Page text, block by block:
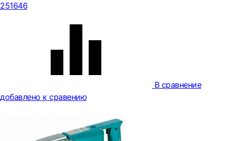
251646
В сравнение
добавлено к сравению